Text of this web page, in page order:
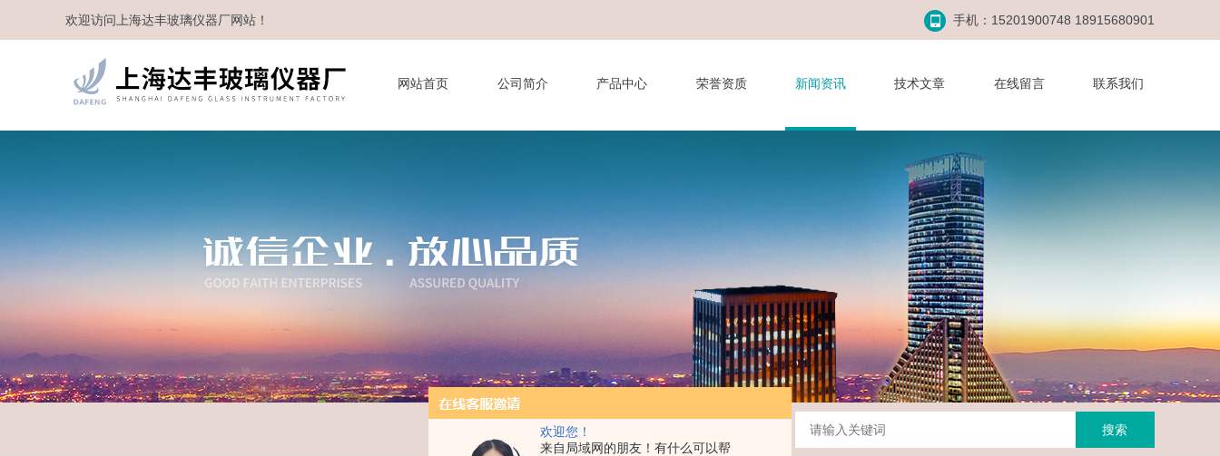
欢迎您！
来自局域网的朋友！有什么可以帮
欢迎访问 上海达丰玻璃仪器厂网站！ 手机：15201900748 18915680901
网站首页 公司简介 产品中心 荣誉资质 新闻资讯 技术文章 在线留言 联系我们